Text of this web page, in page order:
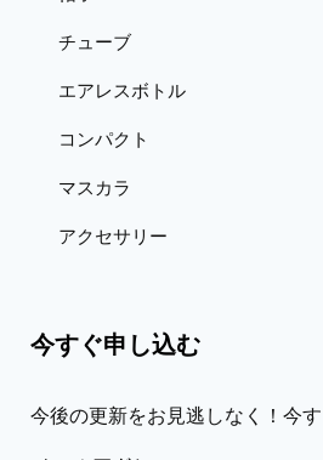
チューブ
エアレスボトル
コンパクト
マスカラ
アクセサリー
今すぐ申し込む
今後の更新をお見逃しなく！今